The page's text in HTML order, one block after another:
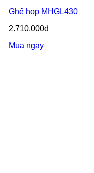
Ghế họp MHGL430
2.710.000đ
Mua ngay